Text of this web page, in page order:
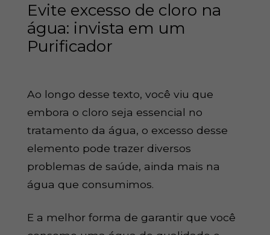
Evite excesso de cloro na
água: invista em um
Purificador
Ao longo desse texto, você viu que
embora o cloro seja essencial no
tratamento da água, o excesso desse
elemento pode trazer diversos
problemas de saúde, ainda mais na
água que consumimos.
E a melhor forma de garantir que você